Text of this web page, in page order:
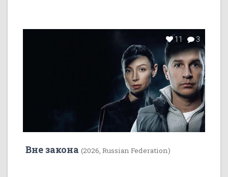
11 3
Вне закона (2026, Russian Federation)